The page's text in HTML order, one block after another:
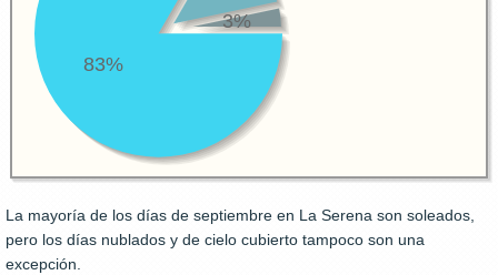
83%
3%
La mayoría de los días de septiembre en La Serena son soleados,
pero los días nublados y de cielo cubierto tampoco son una
excepción.